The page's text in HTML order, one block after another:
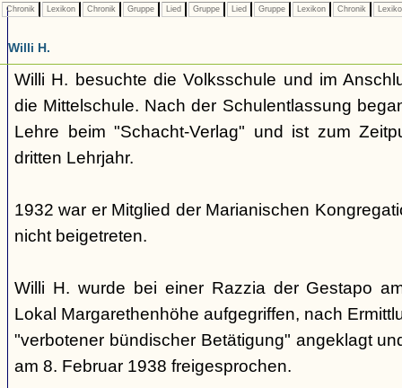
Chronik Lexikon Chronik Gruppe Lied Gruppe Lied Gruppe Lexikon Chronik
Willi H.
Willi H. besuchte die Volksschule und im
die Mittelschule. Nach der Schulentlassung
Lehre beim "Schacht-Verlag" und ist zum
dritten Lehrjahr.
1932 war er Mitglied der Marianischen
nicht beigetreten.
Willi H. wurde bei einer Razzia der Gestapo
Lokal Margarethenhöhe aufgegriffen, nach
"verbotener bündischer Betätigung" angeklagt
am 8. Februar 1938 freigesprochen.